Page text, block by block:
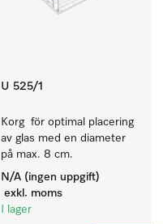
U 525/1
Korg  för optimal placering
av glas med en diameter
på max. 8 cm.
N/A (ingen uppgift)
exkl. moms
I lager